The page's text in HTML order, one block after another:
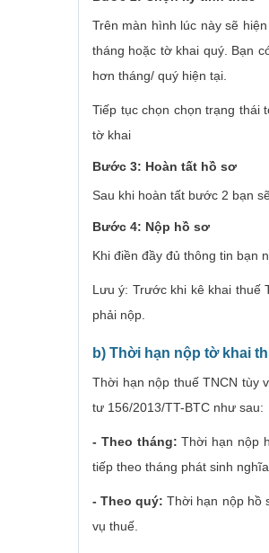
Trên màn hình lúc này sẽ
tháng hoặc tờ khai quý. Bạn
hơn tháng/ quý hiện tại.
Tiếp tục chọn chọn trạng thái
tờ khai
Bước 3: Hoàn tất hồ sơ
Sau khi hoàn tất bước 2 bạn
Bước 4: Nộp hồ sơ
Khi điền đầy đủ thông tin bạn
Lưu ý: Trước khi kê khai thuế
phải nộp.
b) Thời hạn nộp tờ khai
Thời hạn nộp thuế TNCN tùy
tư 156/2013/TT-BTC như sau:
- Theo tháng:Thời hạn nộp
tiếp theo tháng phát sinh
- Theo quý: Thời hạn nộp hồ
vụ thuế.